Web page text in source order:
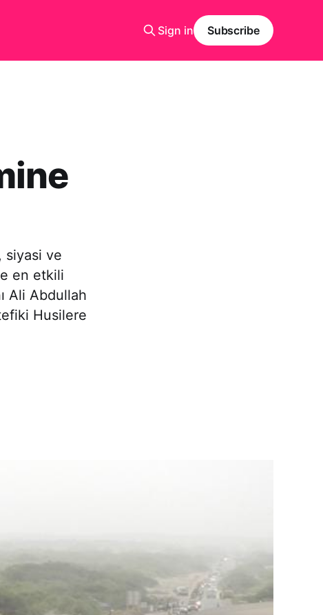
Sign in Subscribe
siyasi ve
en etkili
Ali Abdullah
Husilere